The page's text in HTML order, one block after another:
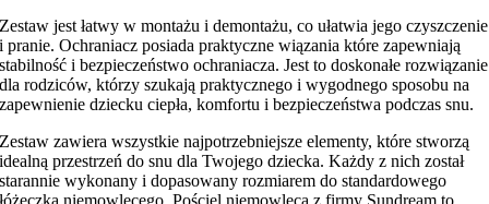
Zestaw jest łatwy w montażu i demontażu, co ułatwia jego czyszczenie
i pranie. Ochraniacz posiada praktyczne wiązania które zapewniają
stabilność i bezpieczeństwo ochraniacza. Jest to doskonałe rozwiązanie
dla rodziców, którzy szukają praktycznego i wygodnego sposobu na
zapewnienie dziecku ciepła, komfortu i bezpieczeństwa podczas snu.
Zestaw zawiera wszystkie najpotrzebniejsze elementy, które stworzą
idealną przestrzeń do snu dla Twojego dziecka. Każdy z nich został
starannie wykonany i dopasowany rozmiarem do standardowego